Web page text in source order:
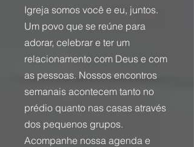
Igreja somos você e eu, juntos.
Um povo que se reúne para
adorar, celebrar e ter um
relacionamento com Deus e com
as pessoas. Nossos encontros
semanais acontecem tanto no
prédio quanto nas casas através
dos pequenos grupos.
Acompanhe nossa agenda e